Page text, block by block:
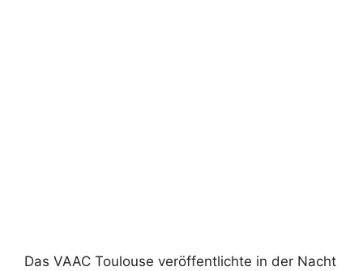
Das VAAC Toulouse veröffentlichte in der Nacht